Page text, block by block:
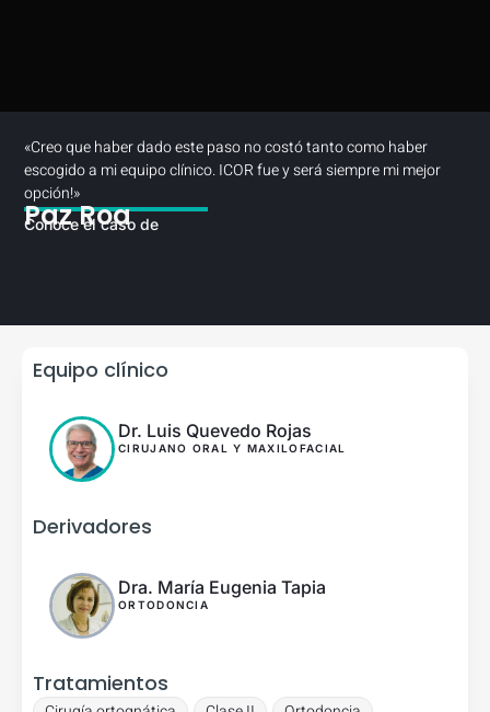
«Creo que haber dado este paso no costó tanto como haber
escogido a mi equipo clínico. ICOR fue y será siempre mi mejor
opción!»
Conoce el caso de
Paz Roa
Equipo clínico
Dr. Luis Quevedo Rojas
CIRUJANO ORAL Y MAXILOFACIAL
Derivadores
Dra. María Eugenia Tapia
ORTODONCIA
Tratamientos